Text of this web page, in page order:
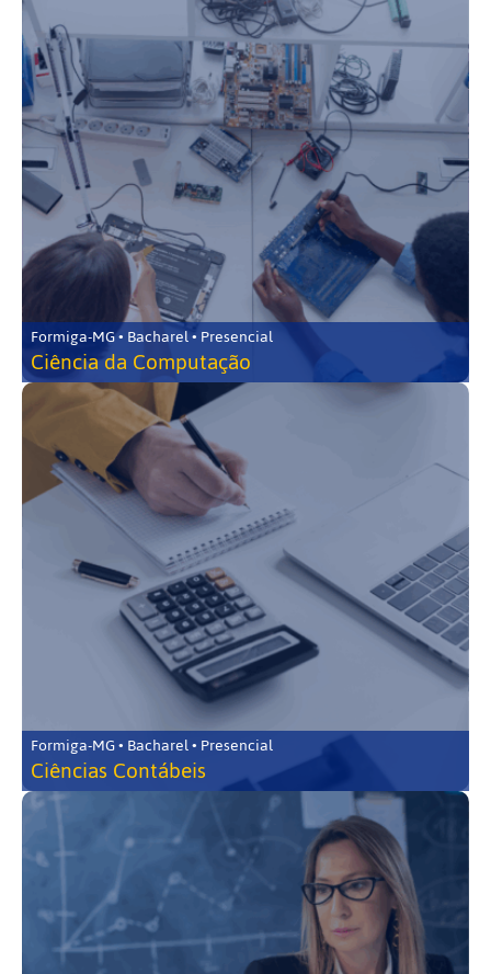
Formiga-MG • Bacharel • Presencial
Ciência da Computação
Formiga-MG • Bacharel • Presencial
Ciências Contábeis